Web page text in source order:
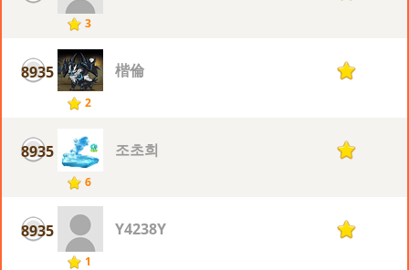
3
8935
2
楷倫 1
8935
6
조초희 1
8935
1
Y4238Y 1